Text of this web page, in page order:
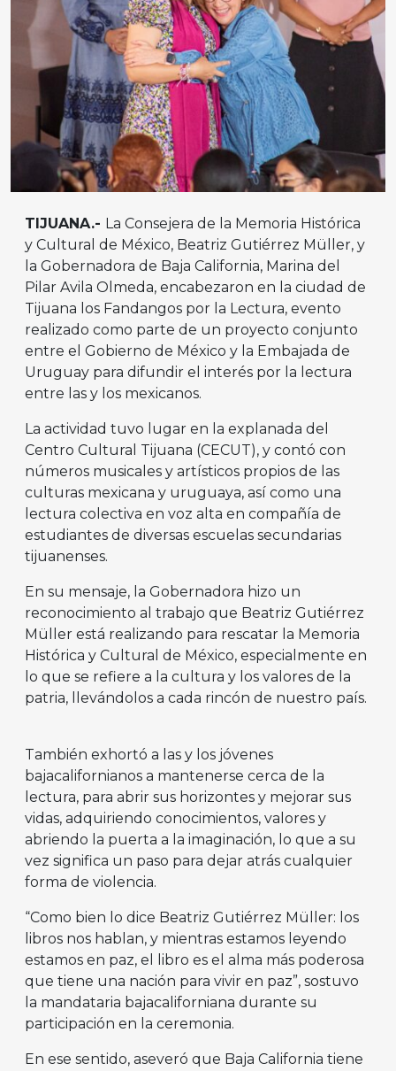
TIJUANA.- La Consejera de la Memoria Histórica
y Cultural de México, Beatriz Gutiérrez Müller, y
la Gobernadora de Baja California, Marina del
Pilar Avila Olmeda, encabezaron en la ciudad de
Tijuana los Fandangos por la Lectura, evento
realizado como parte de un proyecto conjunto
entre el Gobierno de México y la Embajada de
Uruguay para difundir el interés por la lectura
entre las y los mexicanos.
La actividad tuvo lugar en la explanada del
Centro Cultural Tijuana (CECUT), y contó con
números musicales y artísticos propios de las
culturas mexicana y uruguaya, así como una
lectura colectiva en voz alta en compañía de
estudiantes de diversas escuelas secundarias
tijuanenses.
En su mensaje, la Gobernadora hizo un
reconocimiento al trabajo que Beatriz Gutiérrez
Müller está realizando para rescatar la Memoria
Histórica y Cultural de México, especialmente en
lo que se refiere a la cultura y los valores de la
patria, llevándolos a cada rincón de nuestro país.
También exhortó a las y los jóvenes
bajacalifornianos a mantenerse cerca de la
lectura, para abrir sus horizontes y mejorar sus
vidas, adquiriendo conocimientos, valores y
abriendo la puerta a la imaginación, lo que a su
vez significa un paso para dejar atrás cualquier
forma de violencia.
“Como bien lo dice Beatriz Gutiérrez Müller: los
libros nos hablan, y mientras estamos leyendo
estamos en paz, el libro es el alma más poderosa
que tiene una nación para vivir en paz”, sostuvo
la mandataria bajacaliforniana durante su
participación en la ceremonia.
En ese sentido, aseveró que Baja California tiene